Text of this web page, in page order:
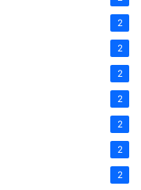
2
2
2
2
2
2
2